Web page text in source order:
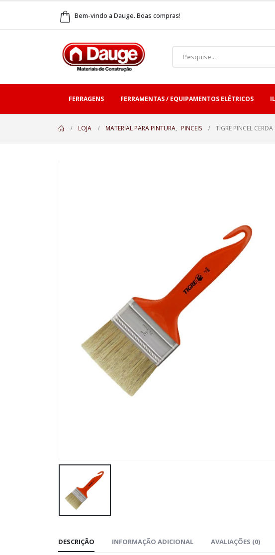
Bem-vindo a Dauge. Boas compras!
FERRAGENS FERRAMENTAS / EQUIPAMENTOS ELÉTRICOS
LOJA MATERIAL PARA PINTURA, PINCEIS TIGRE PINCEL
DESCRIÇÃO INFORMAÇÃO ADICIONAL AVALIAÇÕES (0)